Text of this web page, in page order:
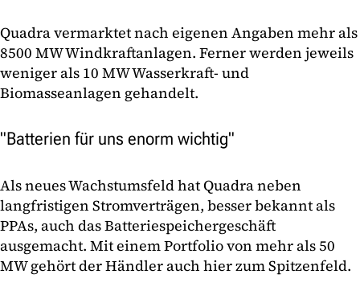
Quadra vermarktet nach eigenen Angaben mehr als
8500 MW Windkraftanlagen. Ferner werden jeweils
weniger als 10 MW Wasserkraft- und
Biomasseanlagen gehandelt.
"Batterien für uns enorm wichtig"
Als neues Wachstumsfeld hat Quadra neben
langfristigen Stromverträgen, besser bekannt als
PPAs, auch das Batteriespeichergeschäft
ausgemacht. Mit einem Portfolio von mehr als 50
MW gehört der Händler auch hier zum Spitzenfeld.